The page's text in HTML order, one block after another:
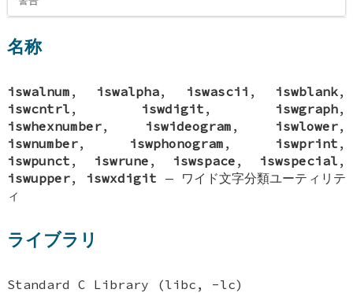
名称
iswalnum , iswalpha, iswascii , iswblank,
iswcntrl , iswdigit , iswgraph,
iswhexnumber, iswideogram , iswlower,
iswnumber, iswphonogram , iswprint ,
iswpunct , iswrune , iswspace , iswspecial ,
iswupper, iswxdigit — ワイド文字分類ユーティリテ
ィ
ライブラリ
Standard C Library (libc, -lc)